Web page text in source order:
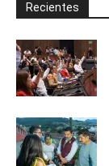
Recientes